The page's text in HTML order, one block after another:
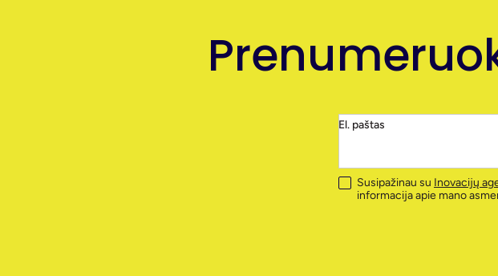
El. paštas
Susipažinau su Inovacijų
informacija apie mano